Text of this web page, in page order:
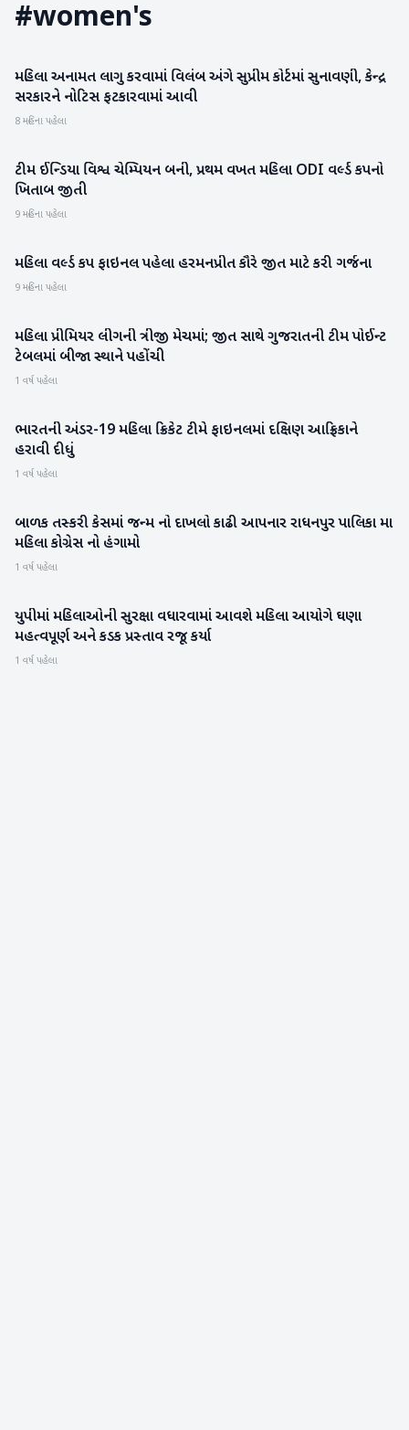
#women's
રાષ્ટ્રીય
મહિલા અનામત લાગુ કરવામાં વિલંબ અંગે સુપ્રીમ કોર્ટમાં સુનાવણી, કેન્દ્ર
સરકારને નોટિસ ફટકારવામાં આવી
8 મહિના પહેલા
રમતગમત
ટીમ ઈન્ડિયા વિશ્વ ચેમ્પિયન બની, પ્રથમ વખત મહિલા ODI વર્લ્ડ કપનો
ખિતાબ જીતી
9 મહિના પહેલા
રમતગમત
મહિલા વર્લ્ડ કપ ફાઇનલ પહેલા હરમનપ્રીત કૌરે જીત માટે કરી ગર્જના
9 મહિના પહેલા
રમતગમત
મહિલા પ્રીમિયર લીગની ત્રીજી મેચમાં; જીત સાથે ગુજરાતની ટીમ પોઈન્ટ
ટેબલમાં બીજા સ્થાને પહોંચી
1 વર્ષ પહેલા
રમતગમત
ભારતની અંડર-19 મહિલા ક્રિકેટ ટીમે ફાઇનલમાં દક્ષિણ આફ્રિકાને
હરાવી દીધું
1 વર્ષ પહેલા
પાટણ
બાળક તસ્કરી કેસમાં જન્મ નો દાખલો કાઢી આપનાર રાધનપુર પાલિકા મા
મહિલા કોગ્રેસ નો હંગામો
1 વર્ષ પહેલા
રાષ્ટ્રીય
યુપીમાં મહિલાઓની સુરક્ષા વધારવામાં આવશે મહિલા આયોગે ઘણા
મહત્વપૂર્ણ અને કડક પ્રસ્તાવ રજૂ કર્યા
1 વર્ષ પહેલા